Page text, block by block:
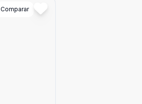
Comparar